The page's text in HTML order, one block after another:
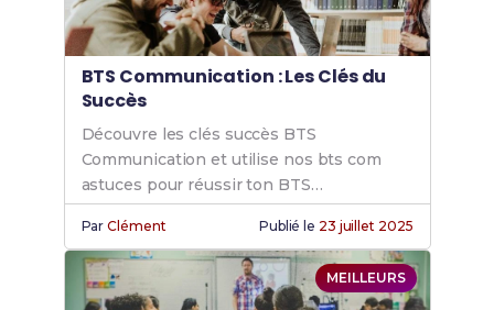
BTS Communication : Les Clés du
Succès
Découvre les clés succès BTS
Communication et utilise nos bts com
astuces pour réussir ton BTS
communication. Atteins tes objectifs avec
nos conseils experts.
ParClément Publié le 23 juillet 2025
MEILLEURS